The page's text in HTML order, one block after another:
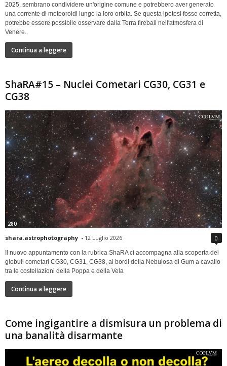
2025, sembrano condividere un'origine comune e potrebbero aver generato
una corrente di meteoroidi lungo la loro orbita. Se questa ipotesi fosse corretta,
potrebbe essere possibile osservare dalla Terra fireball nell'atmosfera di
Venere.
Continua a leggere
ShaRA#15 – Nuclei Cometari CG30, CG31 e
CG38
280
shara.astrophotography - 12 Luglio 2026 0
Il nuovo appuntamento con la rubrica ShaRA ci accompagna alla scoperta dei
globuli cometari CG30, CG31, CG38, ai bordi della Nebulosa di Gum a cavallo
tra le costellazioni della Poppa e della Vela
Continua a leggere
Come ingigantire a dismisura un problema di
una banalità disarmante